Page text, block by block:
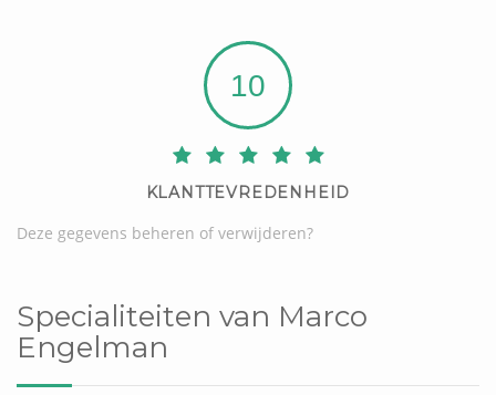
10
KLANTTEVREDENHEID
Deze gegevens beheren of verwijderen?
Specialiteiten van Marco
Engelman